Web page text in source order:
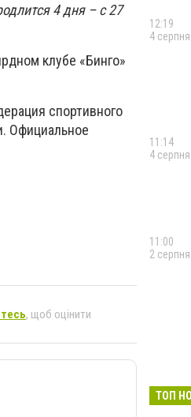
4 дня – с 27
клубе «Бинго»
спортивного
Официальное
, щоб оцінити
12:19
4 серпня
11:14
4 серпня
11:00
2 серпня
31 липня
ТОП